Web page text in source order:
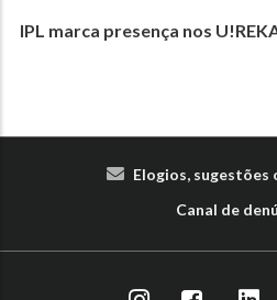
IPL marca presença nos
Elogios, sugestões
Canal de